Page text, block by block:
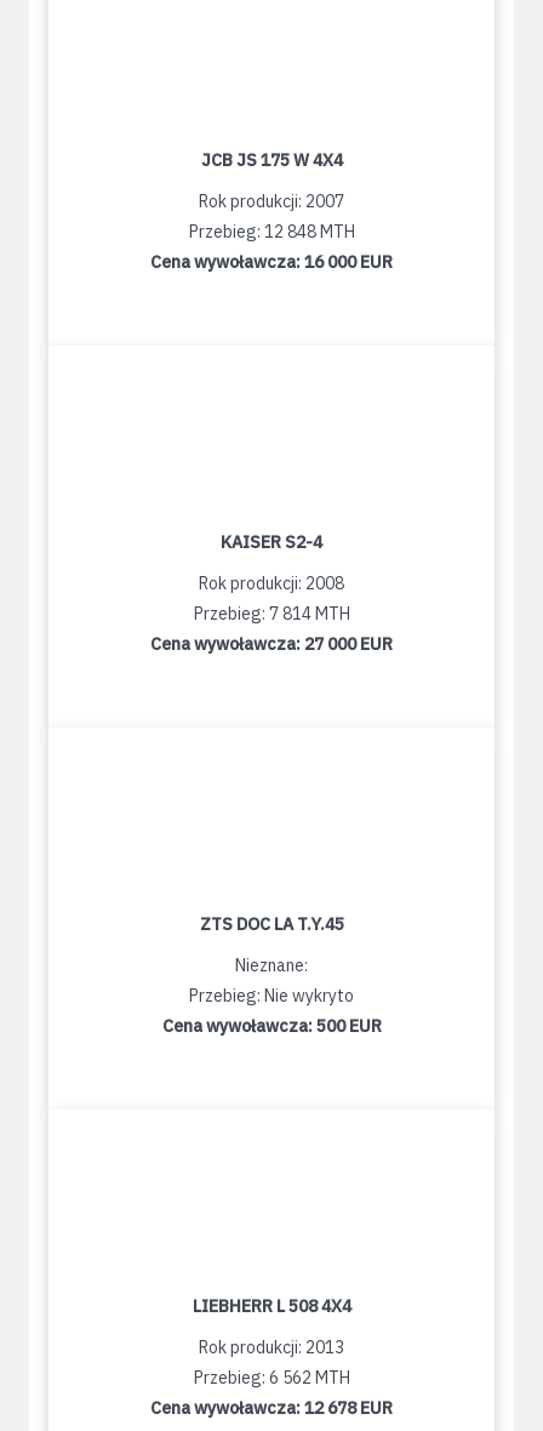
JCB JS 175 W 4X4
Rok produkcji: 2007
Przebieg: 12 848 MTH
Cena wywoławcza:16 000 EUR
KAISER S2-4
Rok produkcji: 2008
Przebieg: 7 814 MTH
Cena wywoławcza: 27 000 EUR
ZTS DOC LA T.Y.45
Nieznane:
Przebieg: Nie wykryto
Cena wywoławcza:500 EUR
LIEBHERR L 508 4X4
Rok produkcji: 2013
Przebieg: 6 562 MTH
Cena wywoławcza:12 678 EUR